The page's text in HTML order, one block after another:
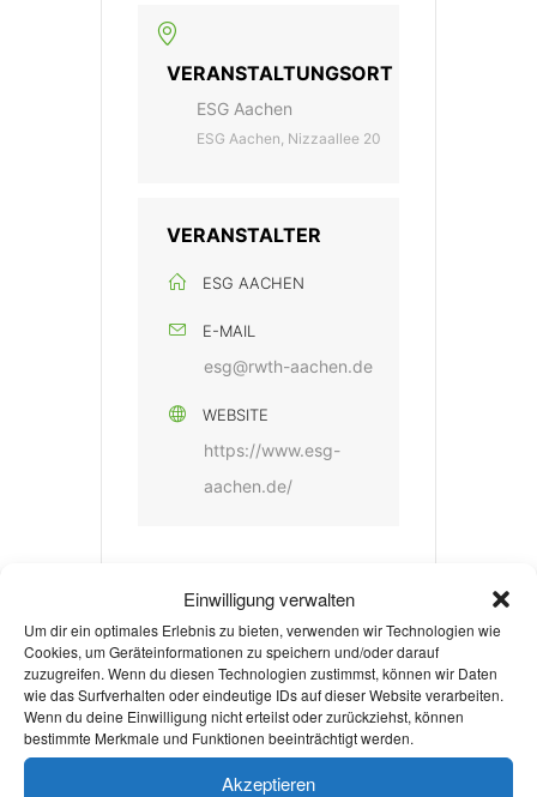
Einwilligung verwalten
Um dir ein optimales Erlebnis zu bieten, verwenden wir Technologien wie
Cookies, um Geräteinformationen zu speichern und/oder darauf
zuzugreifen. Wenn du diesen Technologien zustimmst, können wir Daten
wie das Surfverhalten oder eindeutige IDs auf dieser Website verarbeiten.
Wenn du deine Einwilligung nicht erteilst oder zurückziehst, können
bestimmte Merkmale und Funktionen beeinträchtigt werden.
Akzeptieren
VERANSTALTUNGSORT
ESG Aachen
ESG Aachen, Nizzaallee 20
VERANSTALTER
ESG AACHEN
E-MAIL
esg@rwth-aachen.de
WEBSITE
https://www.esg-
aachen.de/
+ Zu Google Kalender hinzufügen
+ iCal / Outlook export